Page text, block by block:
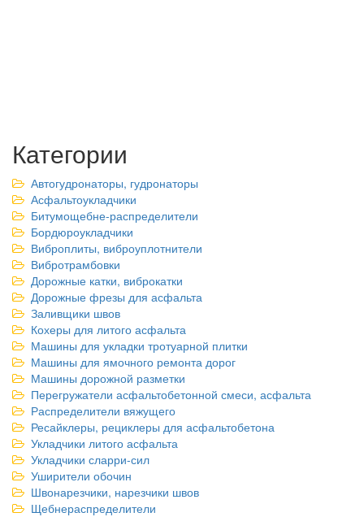
Категории
Автогудронаторы, гудронаторы
Асфальтоукладчики
Битумощебне-распределители
Бордюроукладчики
Виброплиты, виброуплотнители
Вибротрамбовки
Дорожные катки, виброкатки
Дорожные фрезы для асфальта
Заливщики швов
Кохеры для литого асфальта
Машины для укладки тротуарной плитки
Машины для ямочного ремонта дорог
Машины дорожной разметки
Перегружатели асфальтобетонной смеси, асфальта
Распределители вяжущего
Ресайклеры, рециклеры для асфальтобетона
Укладчики литого асфальта
Укладчики сларри-сил
Уширители обочин
Швонарезчики, нарезчики швов
Щебнераспределители